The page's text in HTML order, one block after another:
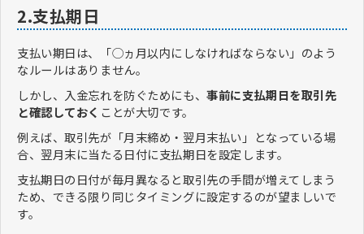
2.支払期日
支払い期日は、「◯ヵ月以内にしなければならない」のよう
なルールはありません。
しかし、入金忘れを防ぐためにも、事前に支払期日を取引先
と確認しておく ことが大切です。
例えば、取引先が「月末締め・翌月末払い」となっている場
合、翌月末に当たる日付に支払期日を設定します。
支払期日の日付が毎月異なると取引先の手間が増えてしまう
ため、できる限り同じタイミングに設定するのが望ましいで
す。